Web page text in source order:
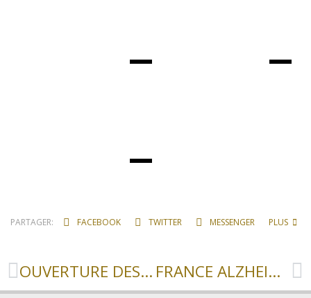
PARTAGER: FACEBOOK TWITTER MESSENGER PLUS
OUVERTURE DES BORNES BIODÉCHETS FRANCE ALZHEIMER HERAULT